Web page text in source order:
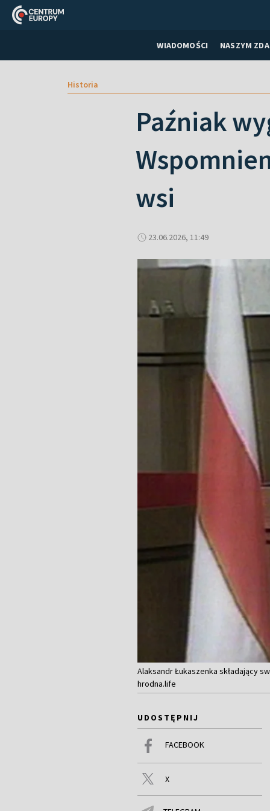
WIADOMOŚCI NASZYM
Historia
Paźniak
wsi
23.06.2026, 11:49
Alaksandr Łukaszenka składający
hrodna.life
UDOSTĘPNIJ
FACEBOOK
X